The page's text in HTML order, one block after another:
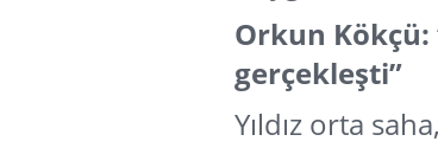
Orkun
gerçekleşti”
Yıldız orta